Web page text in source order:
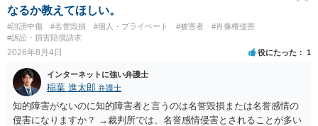
なるか教えてほしい。
#誹謗中傷 #名誉毀損 #個人・プライベート #被害者
#肖像権侵害
#訴訟・損害賠償請求
2026年8月4日 役にたった 1
インターネットに強い弁護士
稲葉 進太郎 弁護士
知的障害がないのに知的障害者と言うのは名誉毀損または名誉感情の
侵害になりますか？ →裁判所では、名誉感情侵害とされることが多い